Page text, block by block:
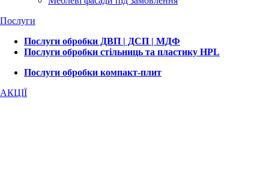
Послуги
Послуги обробки ДВП | ДСП | МДФ
Послуги обробки стільниць та пластику HPL
Послуги обробки компакт-плит
АКЦІЇ